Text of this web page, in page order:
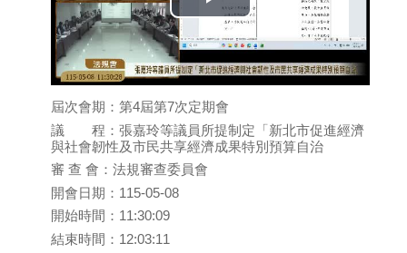
Play
Video
屆次會期：第4屆第7次定期會
議 程：張嘉玲等議員所提制定「新北市促進經濟
與社會韌性及市民共享經濟成果特別預算自治
審 查 會：法規審查委員會
開會日期：115-05-08
開始時間：11:30:09
結束時間：12:03:11